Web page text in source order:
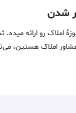
خدمات در حوزۀ املاک
اگه مشاور